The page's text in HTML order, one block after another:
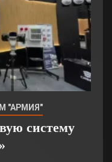
"АРМИЯ"
систему